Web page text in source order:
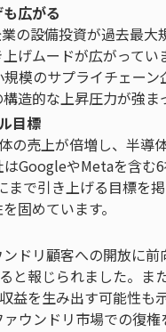
広がる
の設備投資が過去最大
げムードが広がってい
模のサプライチェー
造的な上昇圧力が強ま
目標
売上が倍増し、半導
GoogleやMetaを含む
で引き上げる目標を
固めています。
ドリ顧客への開放に
と報じられました。ま
益を生み出す可能性も
ウンドリ市場での復権